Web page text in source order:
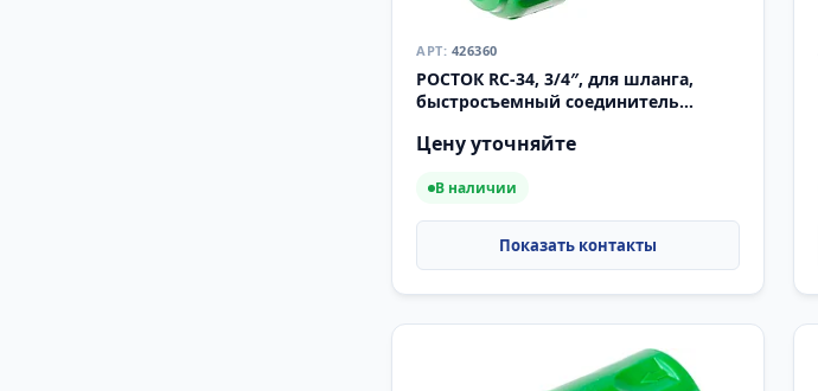
426360
РОСТОК RC-34, 3/4″, для шланга,
быстросъемный соединитель
Цену уточняйте
В наличии